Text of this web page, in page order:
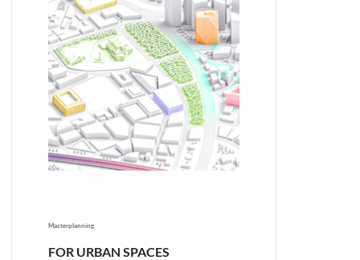
Masterplanning
FOR URBAN SPACES